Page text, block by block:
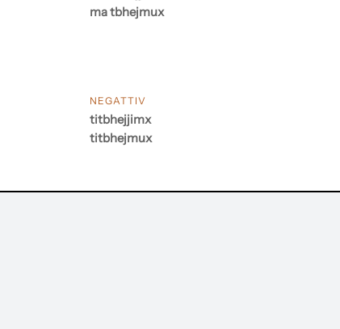
ma tbhejmux
NEGATTIV
titbhejjimx
titbhejmux